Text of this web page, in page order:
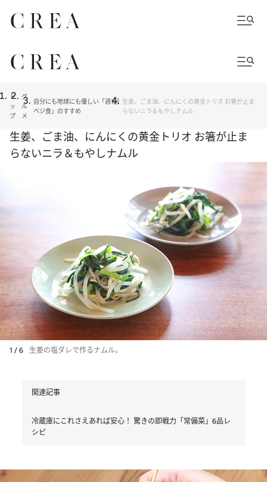
ト
ッ
プ
グ
ル
メ
自分にも地球にも優しい「週1回
ベジ食」のすすめ
生姜、ごま油、にんにくの黄金トリオ お箸が止ま
らないニラ＆もやしナムル
生姜、ごま油、にんにくの黄金トリオ お箸が止ま
らないニラ＆もやしナムル
1 / 6 生姜の塩ダレで作るナムル。
関連記事
冷蔵庫にこれさえあれば安心！ 驚きの即戦力「常備菜」6品レ
シピ